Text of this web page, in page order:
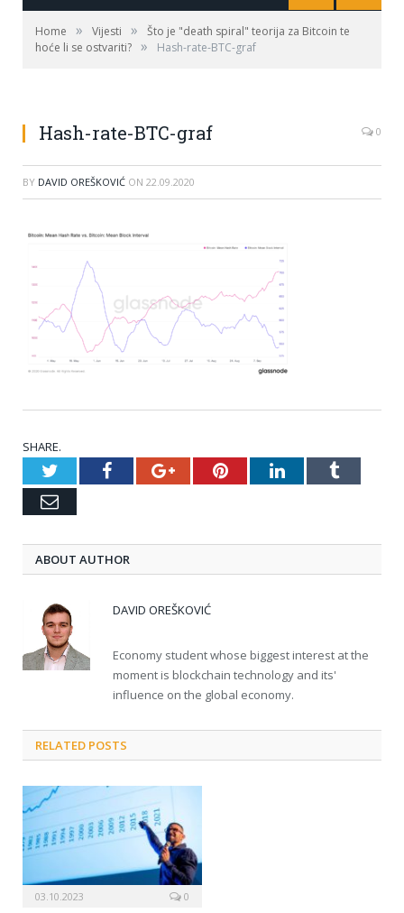
Home » Vijesti »
Što je "death spiral" teorija za Bitcoin te
hoće li se ostvariti? » Hash-rate-BTC-graf
Hash-rate-BTC-graf 0
BY DAVID OREŠKOVIĆ ON 22.09.2020
SHARE.
TwitterFacebookGoogle+PinterestLinkedInTumblr
Email
ABOUT AUTHOR
DAVID OREŠKOVIĆ
Economy student whose biggest interest at the
moment is blockchain technology and its'
influence on the global economy.
RELATED POSTS
03.10.2023 0